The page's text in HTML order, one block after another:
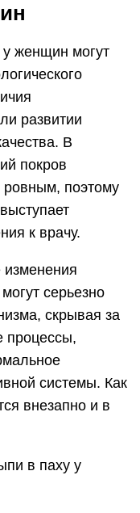
женщин могут
развитии
В
покров
поэтому
к врачу.
серьезно
скрывая за
процессы,
системы. Как
внезапно и в
в паху у